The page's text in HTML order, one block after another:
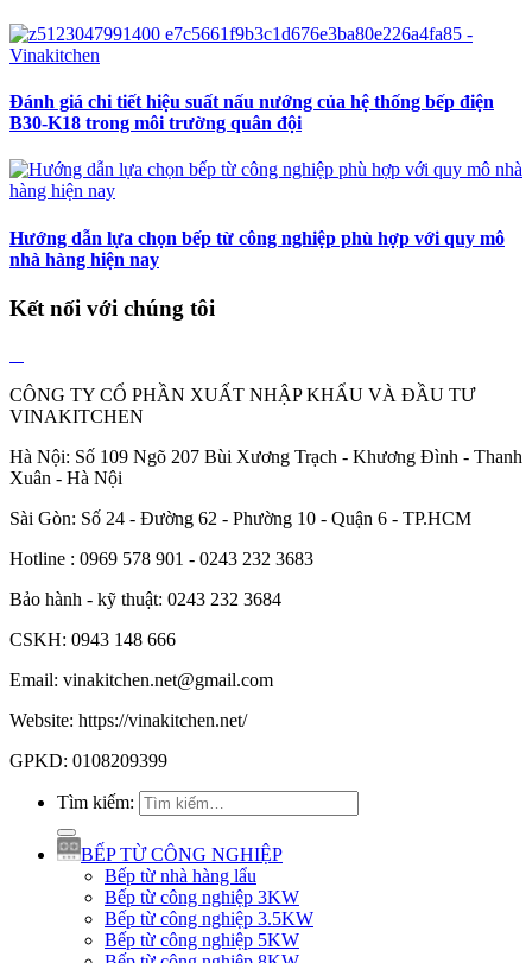
Đánh giá chi tiết hiệu suất nấu nướng của hệ thống bếp điện
B30-K18 trong môi trường quân đội
Hướng dẫn lựa chọn bếp từ công nghiệp phù hợp với quy mô
nhà hàng hiện nay
Kết nối với chúng tôi
CÔNG TY CỔ PHẦN XUẤT NHẬP KHẨU VÀ ĐẦU TƯ
VINAKITCHEN
Hà Nội: Số 109 Ngõ 207 Bùi Xương Trạch - Khương Đình - Thanh
Xuân - Hà Nội
Sài Gòn: Số 24 - Đường 62 - Phường 10 - Quận 6 - TP.HCM
Hotline : 0969 578 901 - 0243 232 3683
Bảo hành - kỹ thuật: 0243 232 3684
CSKH: 0943 148 666
Email: vinakitchen.net@gmail.com
Website: https://vinakitchen.net/
GPKD: 0108209399
Tìm kiếm:
BẾP TỪ CÔNG NGHIỆP
Bếp từ nhà hàng lẩu
Bếp từ công nghiệp 3KW
Bếp từ công nghiệp 3.5KW
Bếp từ công nghiệp 5KW